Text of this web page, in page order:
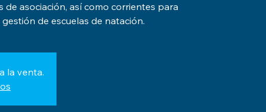
asociación, así como corrientes para
de escuelas de natación.
la venta.